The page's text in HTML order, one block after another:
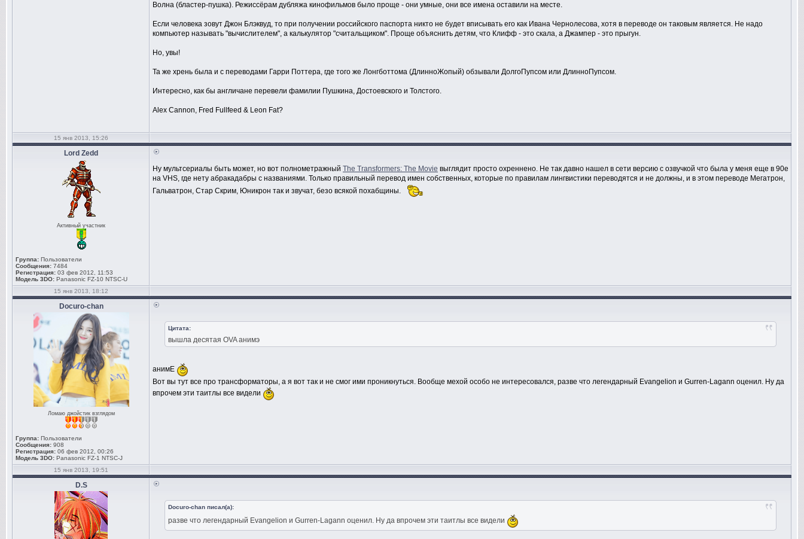
Волна (бластер-пушка). Режиссёрам дубляжа кинофильмов было проще - они умные, они все имена оставили на месте.
Если человека зовут Джон Блэквуд, то при получении российского паспорта никто не будет вписывать его как Ивана Чернолесова, хотя в переводе он таковым является. Не надо
компьютер называть "вычислителем", а калькулятор "считальщиком". Проще объяснить детям, что Клифф - это скала, а Джампер - это прыгун.
Но, увы!
Та же хрень была и с переводами Гарри Поттера, где того же Лонгботтома (ДлинноЖопый) обзывали ДолгоПупсом или ДлинноПупсом.
Интересно, как бы англичане перевели фамилии Пушкина, Достоевского и Толстого.
Alex Cannon, Fred Fullfeed & Leon Fat?
15 янв 2013, 15:26
Lord Zedd
Активный участник
Группа: Пользователи
Сообщения: 7484
Регистрация: 03 фев 2012, 11:53
Модель 3DO: Panasonic FZ-10 NTSC-U
Ну мультсериалы быть может, но вот полнометражный The Transformers: The Movie выглядит просто охреннено. Не так давно нашел в сети версию с озвучкой что была у меня еще в 90е
на VHS, где нету абракадабры с названиями. Только правильный перевод имен собственных, которые по правилам лингвистики переводятся и не должны, и в этом переводе Мегатрон,
Гальватрон, Стар Скрим, Юникрон так и звучат, безо всякой похабщины.
15 янв 2013, 18:12
Docuro-chan
Ломаю джойстик взглядом
Группа: Пользователи
Сообщения: 908
Регистрация: 06 фев 2012, 00:26
Модель 3DO: Panasonic FZ-1 NTSC-J
Цитата:
вышла десятая OVA анимэ
анимE
Вот вы тут все про трансформаторы, а я вот так и не смог ими проникнуться. Вообще мехой особо не интересовался, разве что легендарный Evangelion и Gurren-Lagann оценил. Ну да
впрочем эти таитлы все видели
15 янв 2013, 19:51
D.S
Docuro-chan писал(а):
разве что легендарный Evangelion и Gurren-Lagann оценил. Ну да впрочем эти таитлы все видели